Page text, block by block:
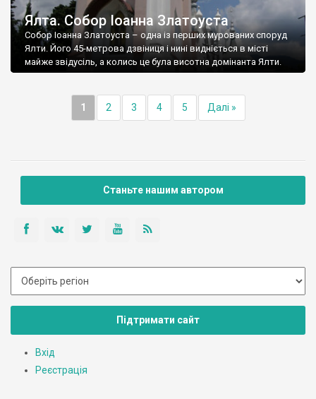
Ялта. Собор Іоанна Златоуста
Собор Іоанна Златоуста – одна із перших мурованих споруд
Ялти. Його 45-метрова дзвіниця і нині видніється в місті
майже звідусіль, а колись це була висотна домінанта Ялти.
1 2 3 4 5 Далі »
Станьте нашим автором
Підтримати сайт
Вхід
Реєстрація